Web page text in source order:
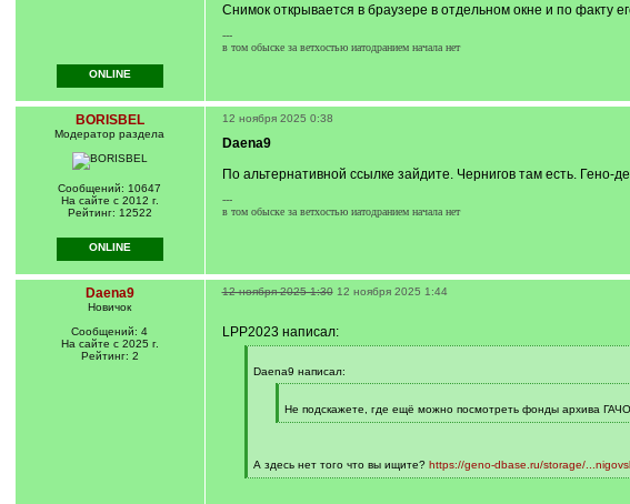
Снимок открывается в браузере в отдельном окне и по факту
---
в том обыске за ветхостью иатодранием начала нет
ONLINE
BORISBEL
Модератор раздела
Сообщений: 10647
На сайте с 2012 г.
Рейтинг: 12522
12 ноября 2025 0:38
Daena9
По альтернативной ссылке зайдите. Чернигов там есть. Гено-
---
в том обыске за ветхостью иатодранием начала нет
ONLINE
Daena9
Новичок
Сообщений: 4
На сайте с 2025 г.
Рейтинг: 2
12 ноября 2025 1:30 12 ноября 2025 1:44
LPP2023 написал:
q
Daena9 написал:
q
]
Не подскажете, где ещё можно посмотреть фонды архива ГАЧО,
[
А здесь нет того что вы ищите? https://geno-dbase.ru/storage/
[